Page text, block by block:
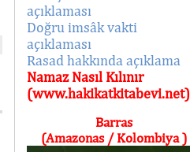
açıklaması
Doğru imsâk vakti
açıklaması
Rasad hakkında açıklama
Namaz Nasıl Kılınır
(www.hakikatkitabevi.net)
Barras
(Amazonas / Kolombiya )